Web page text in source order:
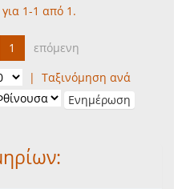
1-1 από 1.
1
επόμενη
| Ταξινόμηση ανά